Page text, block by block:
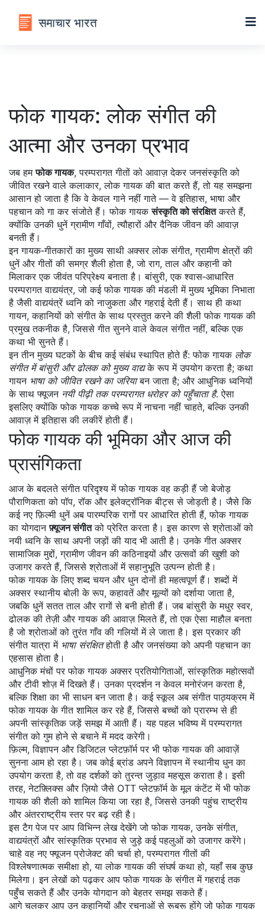
फोक गायक: लोक संगीत की
आत्मा और उनका प्रभाव
जब हमफोक गायक,परम्परागत गीतों को आवाज़ देकर जनसंस्कृति को
जीवित रखने वाले कलाकार,लोक गायककी बात करते हैं, तो यह समझना
आसान हो जाता है कि वे केवल गाने नहीं गाते — वे इतिहास, भाषा और
पहचान को गा कर संजोते हैं। फोक गायकसंस्कृति को संरक्षितकरते हैं,
क्योंकि उनकी धुनें ग्रामीण गाँवों, त्यौहारों और दैनिक जीवन की आवाज़
बनती हैं।
इन गायक‑गीतकारों का मुख्य साथी अक्सरलोक संगीत,ग्रामीण क्षेत्रों की
धुनें और गीतों की समग्र शैली होता है, जो राग, ताल और कहानी को
मिलाकर एक जीवंत परिप्रेक्ष्य बनाता है।बांसुरी,एक श्वास‑आधारित
परम्परागत वाद्ययंत्र, जो कई फोक गायक की मंडली में मुख्य भूमिका निभाता
है जैसी वाद्ययंत्रें ध्वनि को नाजुकता और गहराई देती हैं। साथ हीकथा
गायन,कहानियों को संगीत के साथ प्रस्तुत करने की शैली फोक गायक की
प्रमुख तकनीक है, जिससे गीत सुनने वाले केवल संगीत नहीं, बल्कि एक
कथा भी सुनते हैं।
इन तीन मुख्य घटकों के बीच कई संबंध स्थापित होते हैं: फोक गायक लोक
संगीत में बांसुरी और ढोलक को मुख्य वाद्यके रूप में उपयोग करता है; कथा
गायन भाषा को जीवित रखने का जरियाबन जाता है; और आधुनिक ध्वनियों
के साथ फ्यूजन नयी पीढ़ी तक परम्परागत धरोहर को पहुँचाता है. ऐसा
इसलिए क्योंकि फोक गायक कच्चे रूप में नाचना नहीं चाहते, बल्कि उनकी
आवाज़ में इतिहास की लकीरें होती हैं।
फोक गायक की भूमिका और आज की
प्रासंगिकता
आज के बदलते संगीत परिदृश्य में फोक गायक वह कड़ी हैं जो बेजोड़
पौराणिकता को पॉप, रॉक और इलेक्ट्रॉनिक बीट्स से जोड़ती है। जैसे कि
कई नए फ़िल्मी धुनें अब पारम्परिक रागों पर आधारित होती हैं, फोक गायक
का योगदानफ़्यूजन संगीतको प्रेरित करता है। इस कारण से श्रोताओं को
नयी ध्वनि के साथ अपनी जड़ों की याद भी आती है। उनके गीत अक्सर
सामाजिक मुद्दों, ग्रामीण जीवन की कठिनाइयों और उत्सवों की खुशी को
उजागर करते हैं, जिससे श्रोताओं में सहानुभूति उत्पन्न होती है।
फोक गायक के लिए शब्द चयन और धुन दोनों ही महत्वपूर्ण हैं। शब्दों में
अक्सर स्थानीय बोली के रूप, कहावतें और मूल्यों को दर्शाया जाता है,
जबकि धुनें सतत ताल और रागों से बनी होती हैं। जब बांसुरी के मधुर स्वर,
ढोलक की तेज़ी और गायक की आवाज़ मिलते हैं, तो एक ऐसा माहौल बनता
है जो श्रोताओं को तुरंत गाँव की गलियों में ले जाता है। इस प्रकार की
संगीत यात्रा में भाषा संरक्षितहोती है और जनसंख्या को अपनी पहचान का
एहसास होता है।
आधुनिक मंचों पर फोक गायक अक्सर प्रतियोगिताओं, सांस्कृतिक महोत्सवों
और टीवी शोज़ में दिखते हैं। उनका प्रदर्शन न केवल मनोरंजन करता है,
बल्कि शिक्षा का भी साधन बन जाता है। कई स्कूल अब संगीत पाठ्यक्रम में
फोक गायक के गीत शामिल कर रहे हैं, जिससे बच्चों को प्रारम्भ से ही
अपनी सांस्कृतिक जड़ें समझ में आती हैं। यह पहल भविष्य में परम्परागत
संगीत को गुम होने से बचाने में मदद करेगी।
फ़िल्म, विज्ञापन और डिजिटल प्लेटफ़ॉर्म पर भी फोक गायक की आवाज़ें
सुनना आम हो रहा है। जब कोई ब्रांड अपने विज्ञापन में स्थानीय धुन का
उपयोग करता है, तो वह दर्शकों को तुरन्त जुड़ाव महसूस कराता है। इसी
तरह, नेटफ़्लिक्स और ज़ियो जैसे OTT प्लेटफ़ॉर्म के मूल कंटेंट में भी फोक
गायक की शैली को शामिल किया जा रहा है, जिससे उनकी पहुंच राष्ट्रीय
और अंतरराष्ट्रीय स्तर पर बढ़ रही है।
इस टैग पेज पर आप विभिन्न लेख देखेंगे जो फोक गायक, उनके संगीत,
वाद्ययंत्रों और सांस्कृतिक प्रभाव से जुड़े कई पहलुओं को उजागर करेंगे।
चाहे वह नए फ्यूजन प्रोजेक्ट की चर्चा हो, परम्परागत गीतों की
विश्लेषणात्मक समीक्षा हो, या लोक गायक की संघर्ष कथा हो, यहाँ सब कुछ
मिलेगा। इन लेखों को पढ़कर आप फोक गायक के संगीत में गहराई तक
पहुँच सकते हैं और उनके योगदान को बेहतर समझ सकते हैं।
आगे चलकर आप उन कहानियों और रचनाओं से रूबरू होंगे जो फोक गायक